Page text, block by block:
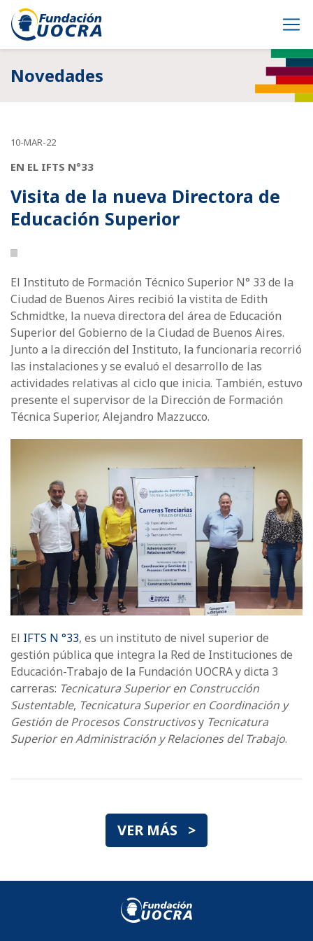
Novedades
10-MAR-22
EN EL IFTS N°33
Visita de la nueva Directora de
Educación Superior
El Instituto de Formación Técnico Superior N° 33 de la
Ciudad de Buenos Aires recibió la vistita de Edith
Schmidtke, la nueva directora del área de Educación
Superior del Gobierno de la Ciudad de Buenos Aires.
Junto a la dirección del Instituto, la funcionaria recorrió
las instalaciones y se evaluó el desarrollo de las
actividades relativas al ciclo que inicia. También, estuvo
presente el supervisor de la Dirección de Formación
Técnica Superior, Alejandro Mazzucco.
El IFTS N °33, es un instituto de nivel superior de
gestión pública que integra la Red de Instituciones de
Educación-Trabajo de la Fundación UOCRA y dicta 3
carreras: Tecnicatura Superior en Construcción
Sustentable, Tecnicatura Superior en Coordinación y
Gestión de Procesos Constructivosy Tecnicatura
Superior en Administración y Relaciones del Trabajo.
VER MÁS >